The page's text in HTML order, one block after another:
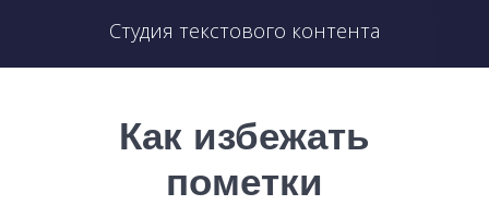
Студия текстового контента
Как избежать
пометки